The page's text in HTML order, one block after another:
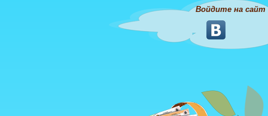
Войдите на сайт